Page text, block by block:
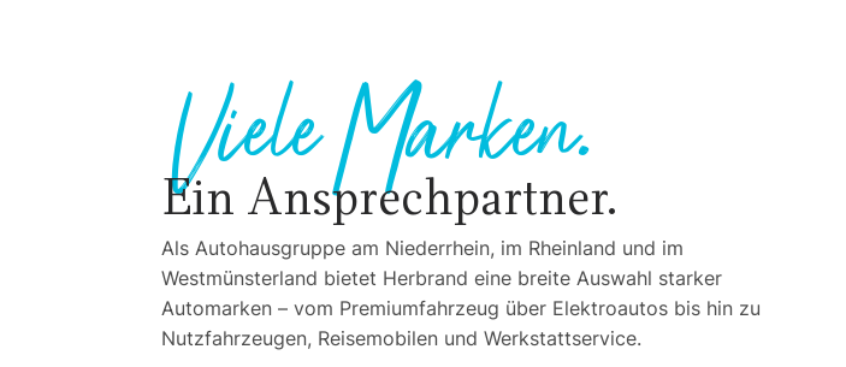
Viele Marken.
Ein Ansprechpartner.
Als Autohausgruppe am Niederrhein, im Rheinland und im
Westmünsterland bietet Herbrand eine breite Auswahl starker
Automarken – vom Premiumfahrzeug über Elektroautos bis hin zu
Nutzfahrzeugen, Reisemobilen und Werkstattservice.